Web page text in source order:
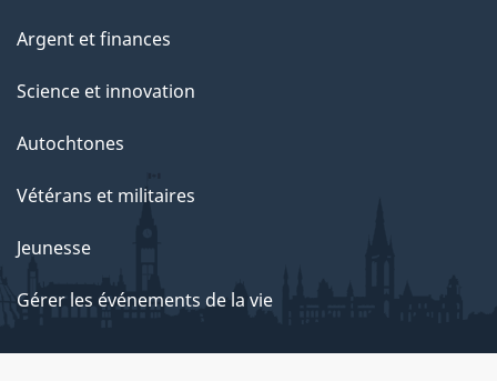
Argent et finances
Science et innovation
Autochtones
Vétérans et militaires
Jeunesse
Gérer les événements de la vie